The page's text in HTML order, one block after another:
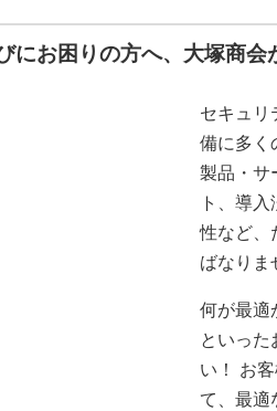
にお困りの方へ、大塚商会
セキュリ
備に多く
製品・サ
ト、導
性など、
ばなりま
何が最適
といった
い！ お
て、最適